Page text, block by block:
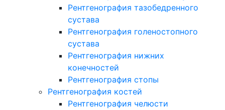
Рентгенография тазобедренного
сустава
Рентгенография голеностопного
сустава
Рентгенография нижних
конечностей
Рентгенография стопы
Рентгенография костей
Рентгенография челюсти